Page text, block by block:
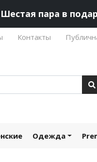
пара в
Контакты
Одежда